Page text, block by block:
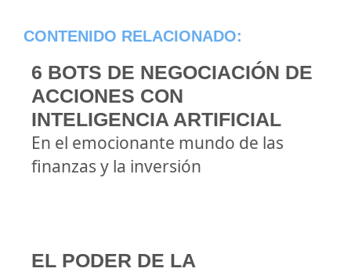
CONTENIDO RELACIONADO:
6 BOTS DE NEGOCIACIÓN DE
ACCIONES CON
INTELIGENCIA ARTIFICIAL
En el emocionante mundo de las
finanzas y la inversión
EL PODER DE LA